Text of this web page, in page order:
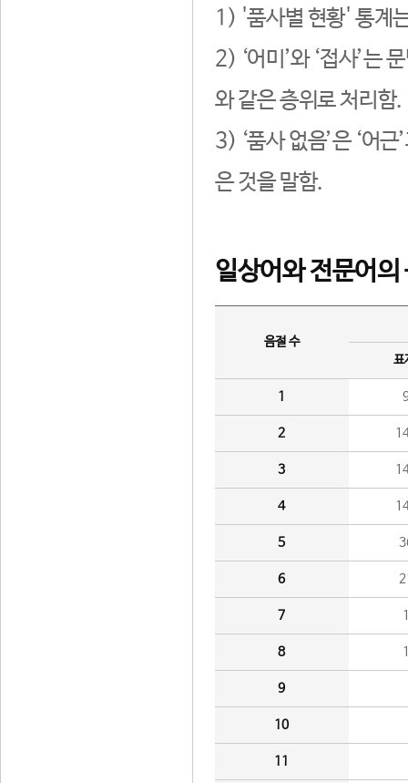
1) '품사별 현황' 통계
2) ‘어미’와 ‘접사’는
와 같은 층위로 처리함.
3) ‘품사 없음’은 ‘어
은 것을 말함.
일상어와 전문어의
음절 수
표
1
2
3
4
5
6
7
8
9
10
11